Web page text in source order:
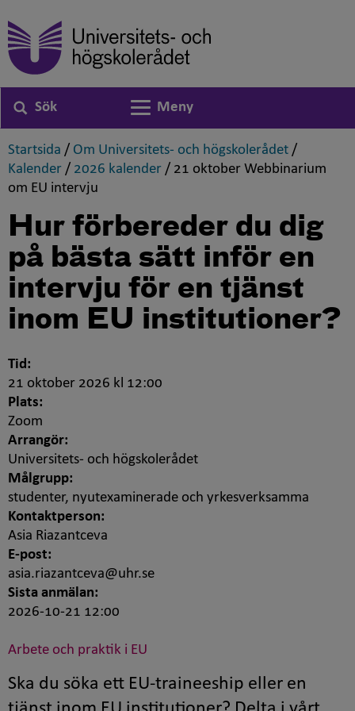
Sök
Växla navigering
Meny
Startsida ,
/ Om Universitets- och högskolerådet ,
/
Kalender ,
/ 2026 kalender ,
/ 21 oktober Webbinarium
om EU intervju
Hur förbereder du dig
på bästa sätt inför en
intervju för en tjänst
inom EU institutioner?
Tid:
21 oktober 2026 kl 12:00
Plats:
Zoom
Arrangör:
Universitets- och högskolerådet
Målgrupp:
studenter, nyutexaminerade och yrkesverksamma
Kontaktperson:
Asia Riazantceva
E-post:
asia.riazantceva@uhr.se
Sista anmälan:
2026-10-21 12:00
Arbete och praktik i EU
Ska du söka ett EU-traineeship eller en